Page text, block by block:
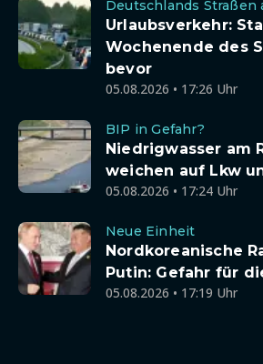
Deutschlands Straßen
Urlaubsverkehr:
Wochenende des
bevor
05.08.2026 • 17:26 Uhr
BIP in Gefahr?
Niedrigwasser am
weichen auf Lkw
05.08.2026 • 17:24 Uhr
Neue Einheit
Nordkoreanische
Putin: Gefahr für
05.08.2026 • 17:19 Uhr